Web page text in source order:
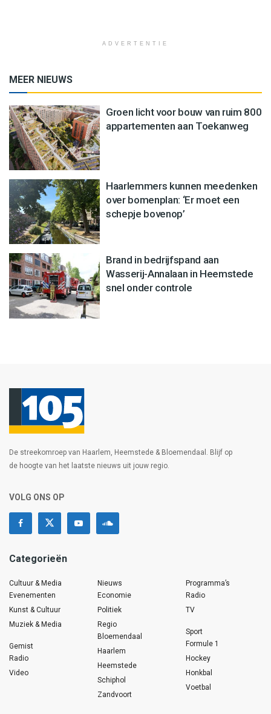
ADVERTENTIE
MEER NIEUWS
Groen licht voor bouw van ruim 800
appartementen aan Toekanweg
Haarlemmers kunnen meedenken
over bomenplan: ‘Er moet een
schepje bovenop’
Brand in bedrijfspand aan
Wasserij-Annalaan in Heemstede
snel onder controle
De streekomroep van Haarlem, Heemstede & Bloemendaal. Blijf op
de hoogte van het laatste nieuws uit jouw regio.
VOLG ONS OP
Categorieën
Cultuur & Media
Evenementen
Kunst & Cultuur
Muziek & Media
Gemist
Radio
Video
Nieuws
Economie
Politiek
Regio
Bloemendaal
Haarlem
Heemstede
Schiphol
Zandvoort
Programma’s
Radio
TV
Sport
Formule 1
Hockey
Honkbal
Voetbal